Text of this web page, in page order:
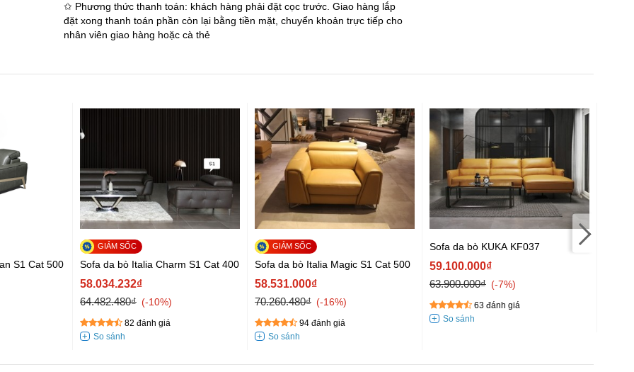
và TP.
còn
+ phí vận
✩ Phương thức thanh toán: khách hàng phải đặt cọc trước. Giao hàng lắp
đặt xong thanh toán phần còn lại bằng tiền mặt, chuyển khoản trực tiếp cho
nhân viên giao hàng hoặc cà thẻ
S1 Cat 500 Sofa da bò Italia Charm S1 Cat 400
58.034.232₫
64.482.480₫
-10%
82 đánh giá
Sofa da bò Italia Magic S1 Cat 500
58.531.000₫
70.260.480₫
-16%
94 đánh giá
Sofa da bò KUKA KF037
59.100.000₫
63.900.000₫
-7%
63 đánh giá